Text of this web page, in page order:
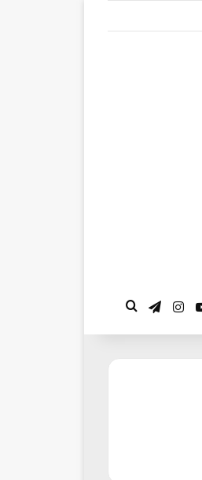
‫YouTubeانستقرام
تيلقرام